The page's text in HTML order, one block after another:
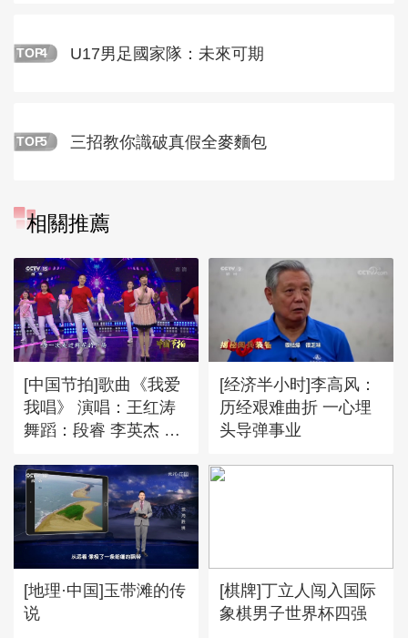
TOP4 U17男足國家隊：未來可期
TOP5 三招教你識破真假全麥麵包
相關推薦
[中国节拍]歌曲《我爱
我唱》 演唱：王红涛
舞蹈：段睿 李英杰 魏
[经济半小时]李高风：
历经艰难曲折 一心埋
头导弹事业
[地理·中国]玉带滩的传
说
[棋牌]丁立人闯入国际
象棋男子世界杯四强